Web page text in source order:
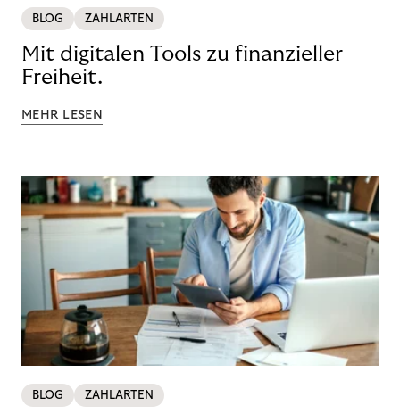
BLOG ZAHLARTEN
Mit digitalen Tools zu finanzieller
Freiheit.
MEHR LESEN
BLOG ZAHLARTEN